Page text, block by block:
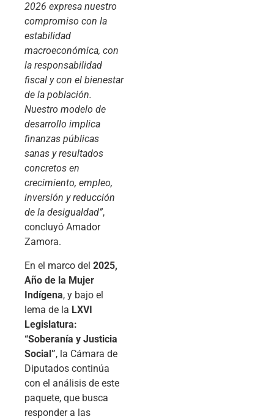
2026 expresa nuestro
compromiso con la
estabilidad
macroeconómica, con
la responsabilidad
fiscal y con el bienestar
de la población.
Nuestro modelo de
desarrollo implica
finanzas públicas
sanas y resultados
concretos en
crecimiento, empleo,
inversión y reducción
de la desigualdad”,
concluyó Amador
Zamora.
En el marco del 2025,
Año de la Mujer
Indígena, y bajo el
lema de la LXVI
Legislatura:
“Soberanía y Justicia
Social”, la Cámara de
Diputados continúa
con el análisis de este
paquete, que busca
responder a las